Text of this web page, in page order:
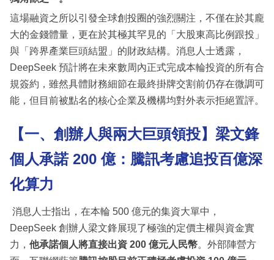
這場融資之所以引發全球創投圈的強烈關注，不僅在於其龐
大的金錢體量，更在於其極其罕見的「大股東高比例跟投」
與「跨界產業巨頭結盟」的財政結構。消息人士透露，
DeepSeek 預計將在未來數周內正式完成本輪投資的所有合
規簽約，雖然具體財務細節在最終掛牌交割前仍存在微調可
能，但目前被點名的核心企業及機構均對外表示拒絕置評。
【一、創辦人與兩大巨頭領投】梁文鋒
個人承諾 200 億：騰訊考慮追投百億深
化算力
消息人士指出，在本輪 500 億元的集資大單中，
DeepSeek 創辦人梁文鋒展現了極強的定價主權與資金實
力， 他承諾個人將直接出資 200 億元人民幣。外部陣營方